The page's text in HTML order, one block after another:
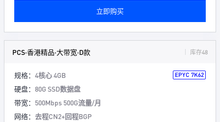
立即购买
PCS·香港精品·大带宽·D款 库存48
规格： 4核心 4GB EPYC 7K62
硬盘： 80G SSD数据盘
带宽： 500Mbps 500G流量/月
网络： 去程CN2+回程BGP